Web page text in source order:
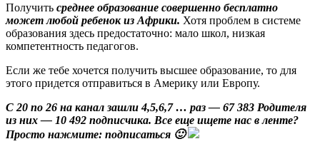
Получить среднее образование совершенно бесплатно
может любой ребенок из Африки. Хотя проблем в системе
образования здесь предостаточно: мало школ, низкая
компетентность педагогов.
Если же тебе хочется получить высшее образование, то для
этого придется отправиться в Америку или Европу.
С 20 по 26 на канал зашли 4,5,6,7 … раз — 67 383 Родителя
из них — 10 492 подписчика. Все еще ищете нас в ленте?
Просто нажмите: подписаться 🙂